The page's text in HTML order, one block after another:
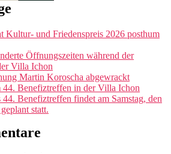
Kultur- und Friedenspreis 2026 posthum
Öffnungszeiten während der
Villa Ichon
Martin Koroscha abgewrackt
44. Benefiztreffen in der Villa Ichon
44. Benefiztreffen findet am Samstag, den
statt.